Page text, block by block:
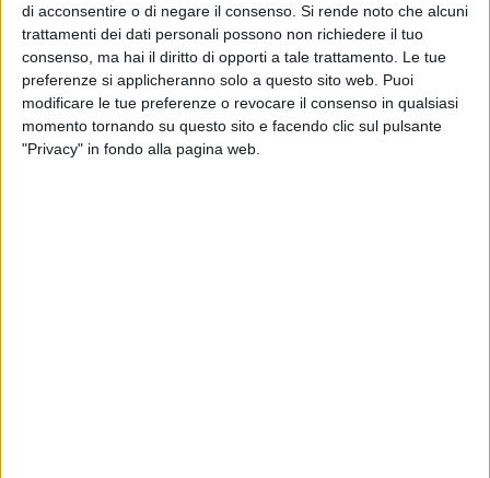
di acconsentire o di negare il consenso. Si rende noto che alcuni
trattamenti dei dati personali possono non richiedere il tuo
consenso, ma hai il diritto di opporti a tale trattamento. Le tue
preferenze si applicheranno solo a questo sito web. Puoi
modificare le tue preferenze o revocare il consenso in qualsiasi
momento tornando su questo sito e facendo clic sul pulsante
"Privacy" in fondo alla pagina web.
banda nel sagrato della Basilica del Santo Sepolcro
15 settembre: donazione straordinaria in autoemoteca
nei pressi del sagrato del Sepolcro
Di seguito le locandine per consultare il programma
completo.